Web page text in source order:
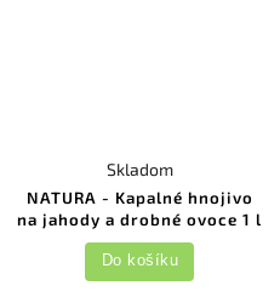
NATURA - Kapalné hnojivo
na jahody a drobné ovoce 1 l
Skladom
Do košíku